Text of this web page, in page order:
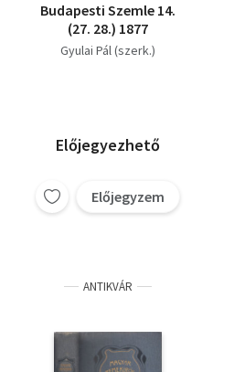
Budapesti Szemle 14.
(27. 28.) 1877
Gyulai Pál (szerk.)
Előjegyezhető
Előjegyzem
ANTIKVÁR